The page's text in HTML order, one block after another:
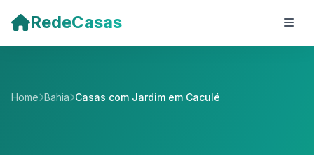
RedeCasas
Home Bahia Casas com Jardim em Caculé